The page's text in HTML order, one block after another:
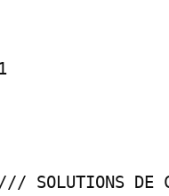
SOLUTIONS DE